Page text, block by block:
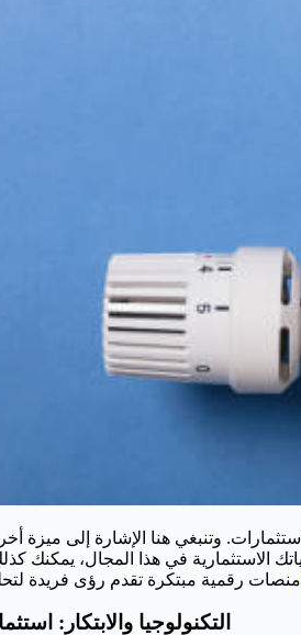
وتنبغي هنا الإشارة إلى ميزة
الاستثمارية في هذا المجال، يمكنك
منصات رقمية مبتكرة تقدم رؤى فريدة
التكنولوجيا والابتكار: